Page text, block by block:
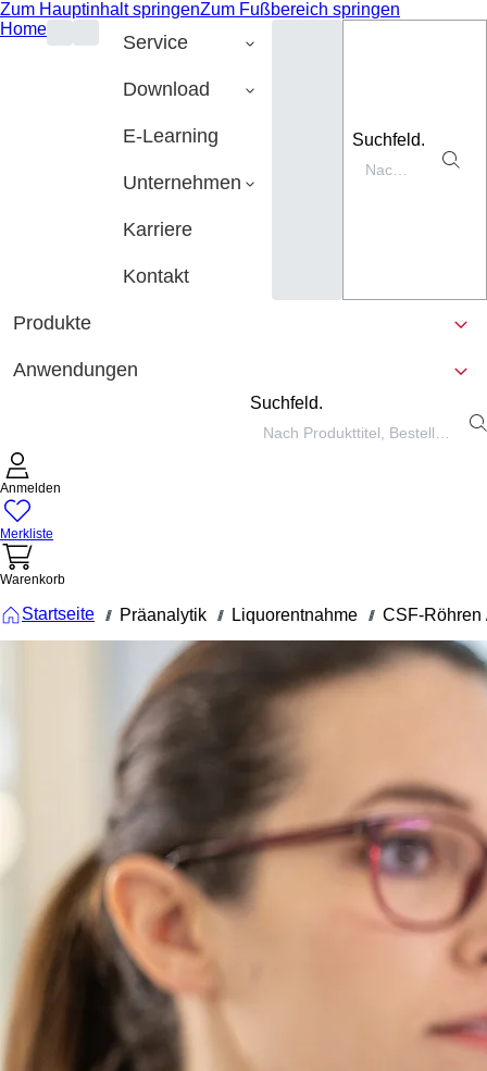
Zum Hauptinhalt springenZum Fußbereich springen
Home
Service
Download
E-Learning
Unternehmen
Karriere
Kontakt
Suchfeld.
Produkte
Anwendungen
Suchfeld.
Anmelden
Merkliste
Warenkorb
Startseite /// Präanalytik /// Liquorentnahme /// CSF-Röhren